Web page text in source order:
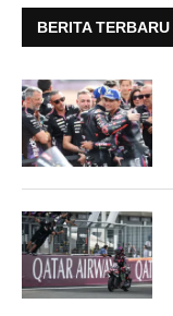
BERITA TERBARU